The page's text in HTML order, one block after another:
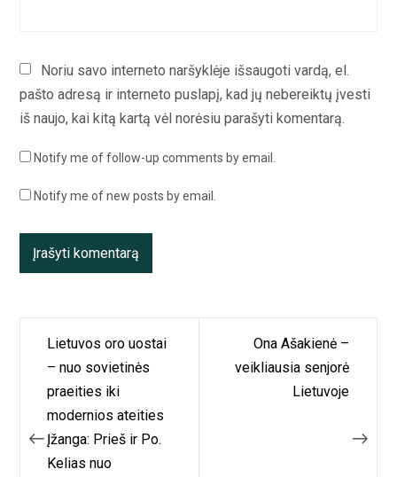
Noriu savo interneto naršyklėje išsaugoti vardą, el.
pašto adresą ir interneto puslapį, kad jų nebereiktų įvesti
iš naujo, kai kitą kartą vėl norėsiu parašyti komentarą.
Notify me of follow-up comments by email.
Notify me of new posts by email.
Navigacija
tarp
įrašų
Lietuvos oro uostai
– nuo sovietinės
praeities iki
modernios ateities
Įžanga: Prieš ir Po.
Kelias nuo
Ona Ašakienė –
veikliausia senjorė
Lietuvoje